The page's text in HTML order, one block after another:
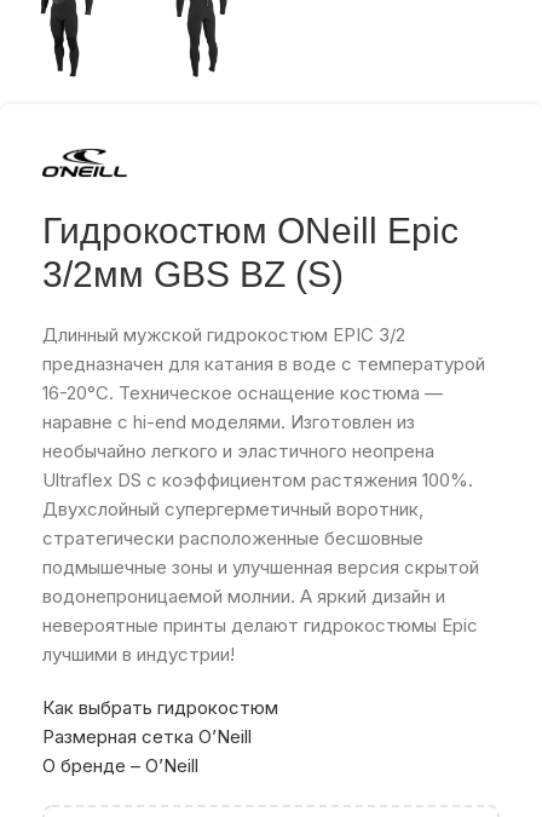
Гидрокостюм ONeill Epic
3/2мм GBS BZ (S)
Длинный мужской гидрокостюм EPIC 3/2
предназначен для катания в воде с температурой
16-20°С. Техническое оснащение костюма —
наравне с hi-end моделями. Изготовлен из
необычайно легкого и эластичного неопрена
Ultraflex DS с коэффициентом растяжения 100%.
Двухслойный супергерметичный воротник,
стратегически расположенные бесшовные
подмышечные зоны и улучшенная версия скрытой
водонепроницаемой молнии. А яркий дизайн и
невероятные принты делают гидрокостюмы Epic
лучшими в индустрии!
Как выбрать гидрокостюм
Размерная сетка O’Neill
О бренде – O’Neill